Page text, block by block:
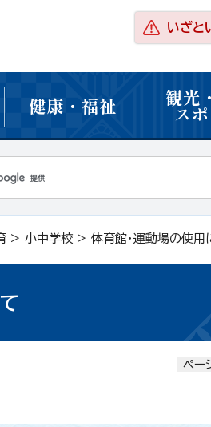
いざと
健康・福祉 観光
ス
> 小中学校 > 体育館・運動場の使用
ペー